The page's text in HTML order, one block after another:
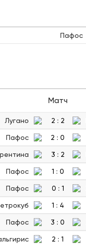
Пафос
Матч
Лугано 2 : 2
Пафос 2 : 0
3 : 2
Пафос 1 : 0
Пафос 0 : 1
1 : 4
Пафос 3 : 0
2 : 1